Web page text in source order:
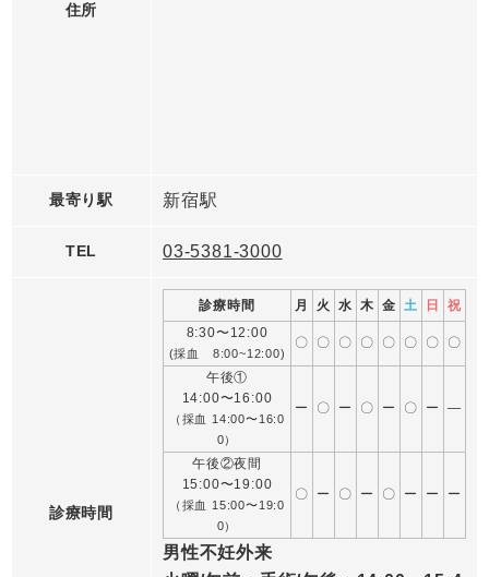
住所
最寄り駅 新宿駅
TEL 03-5381-3000
診療時間
診療時間 月 火 水 木 金 土 日
祝
8:30〜12:00
(採血 8:00~12:00)
〇 〇 〇 〇 〇 〇 〇 〇
午後①
14:00〜16:00
（採血 14:00〜16:0
0）
ー 〇 ー 〇 ー 〇 ー ―
午後②夜間
15:00〜19:00
（採血 15:00〜19:0
0）
〇 ー 〇 ー 〇 ー ー ー
男性不妊外来